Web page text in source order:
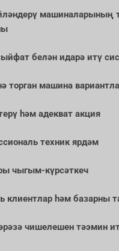
машиналарының
белән идарә итү
торган машина
һәм адекват акция
техник ярдәм
чыгым-күрсәткеч
клиентлар һәм базарны
чишелешен тәэмин